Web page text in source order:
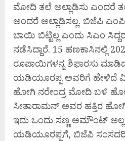
ಮೋದಿ ತಲೆ ಅಲ್ಲಾಡಿಸು ಎಂದರೆ
ಅಂದರೆ ಅಲ್ಲಾಡಿಸಲ್ಲ. ಬಿಜೆಪಿ
ಬಾಯಿ ಬಿಟ್ಟಿಲ್ಲ ಎಂದು ಸಿಎಂ
ನಡೆಸಿದ್ದಾರೆ. 15 ಹಣಕಾಸಿನಲ್ಲಿ
ರೂಪಾಯಿಗಳನ್ನ ಶಿಫಾರಸು
ಯಡಿಯೂರಪ್ಪ ಅವರಿಗೆ ಹೇಳಿದೆ
ಹೋಗಿ ನರೇಂದ್ರ ಮೋದಿ ಬಳಿ
ಸೀತಾರಾಮನ್ ಅವರ ಹತ್ತಿರ ಹೋಗಿ
ಇದು ಒಂದು ಸಣ್ಣ ಅಮೌಂಟ್
ಯಡಿಯೂರಪ್ಪಗೆ, ಬಿಜೆಪಿ